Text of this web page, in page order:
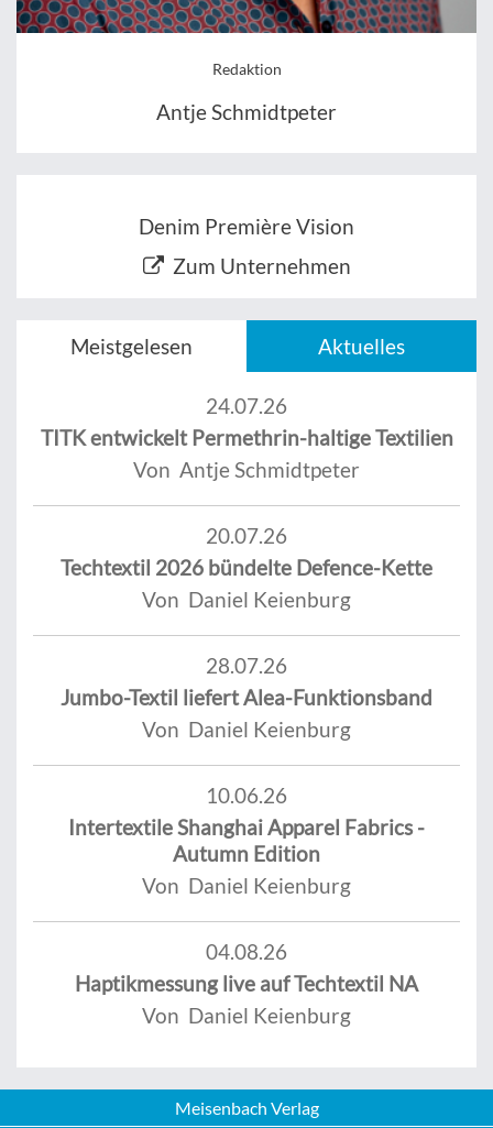
Redaktion
Antje Schmidtpeter
Denim Première Vision
Zum Unternehmen
Meistgelesen Aktuelles
24.07.26
TITK entwickelt Permethrin-haltige Textilien
Von Antje Schmidtpeter
20.07.26
Techtextil 2026 bündelte Defence-Kette
Von Daniel Keienburg
28.07.26
Jumbo-Textil liefert Alea-Funktionsband
Von Daniel Keienburg
10.06.26
Intertextile Shanghai Apparel Fabrics -
Autumn Edition
Von Daniel Keienburg
04.08.26
Haptikmessung live auf Techtextil NA
Von Daniel Keienburg
Meisenbach Verlag